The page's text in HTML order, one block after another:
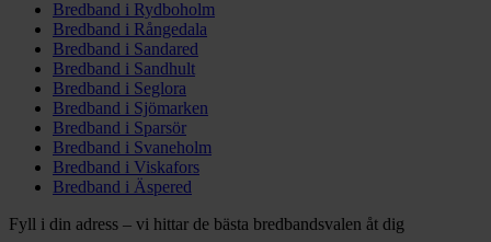
Bredband i Rydboholm
Bredband i Rångedala
Bredband i Sandared
Bredband i Sandhult
Bredband i Seglora
Bredband i Sjömarken
Bredband i Sparsör
Bredband i Svaneholm
Bredband i Viskafors
Bredband i Äspered
Fyll i din adress – vi hittar de bästa bredbandsvalen åt dig